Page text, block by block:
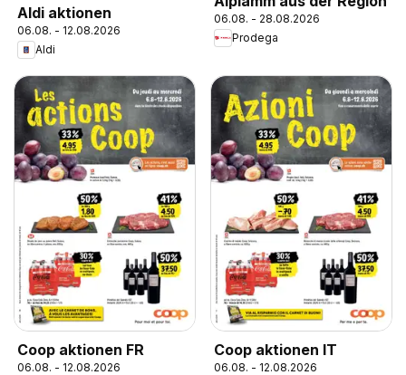
Aldi aktionen
06.08. - 12.08.2026
Aldi
06.08. - 28.08.2026
Prodega
Coop aktionen FR
06.08. - 12.08.2026
Coop aktionen IT
06.08. - 12.08.2026